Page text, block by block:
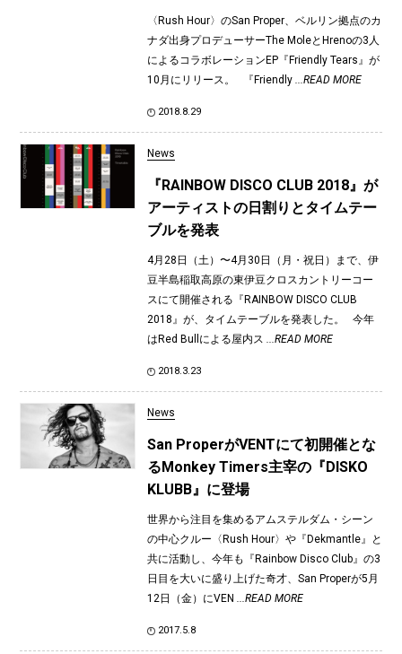
〈Rush Hour〉のSan Proper、ベルリン拠点のカ
ナダ出身プロデューサーThe MoleとHrenoの3人
によるコラボレーションEP『Friendly Tears』が
10月にリリース。 『Friendly
...READ MORE
2018.8.29
News
『RAINBOW DISCO CLUB 2018』が
アーティストの日割りとタイムテー
ブルを発表
4月28日（土）〜4月30日（月・祝日）まで、伊
豆半島稲取高原の東伊豆クロスカントリーコー
スにて開催される『RAINBOW DISCO CLUB
2018』が、タイムテーブルを発表した。 今年
はRed Bullによる屋内ス ...READ MORE
2018.3.23
News
San ProperがVENTにて初開催とな
るMonkey Timers主宰の『DISKO
KLUBB』に登場
世界から注目を集めるアムステルダム・シーン
の中心クルー〈Rush Hour〉や『Dekmantle』と
共に活動し、今年も『Rainbow Disco Club』の3
日目を大いに盛り上げた奇才、San Properが5月
12日（金）にVEN ...READ MORE
2017.5.8